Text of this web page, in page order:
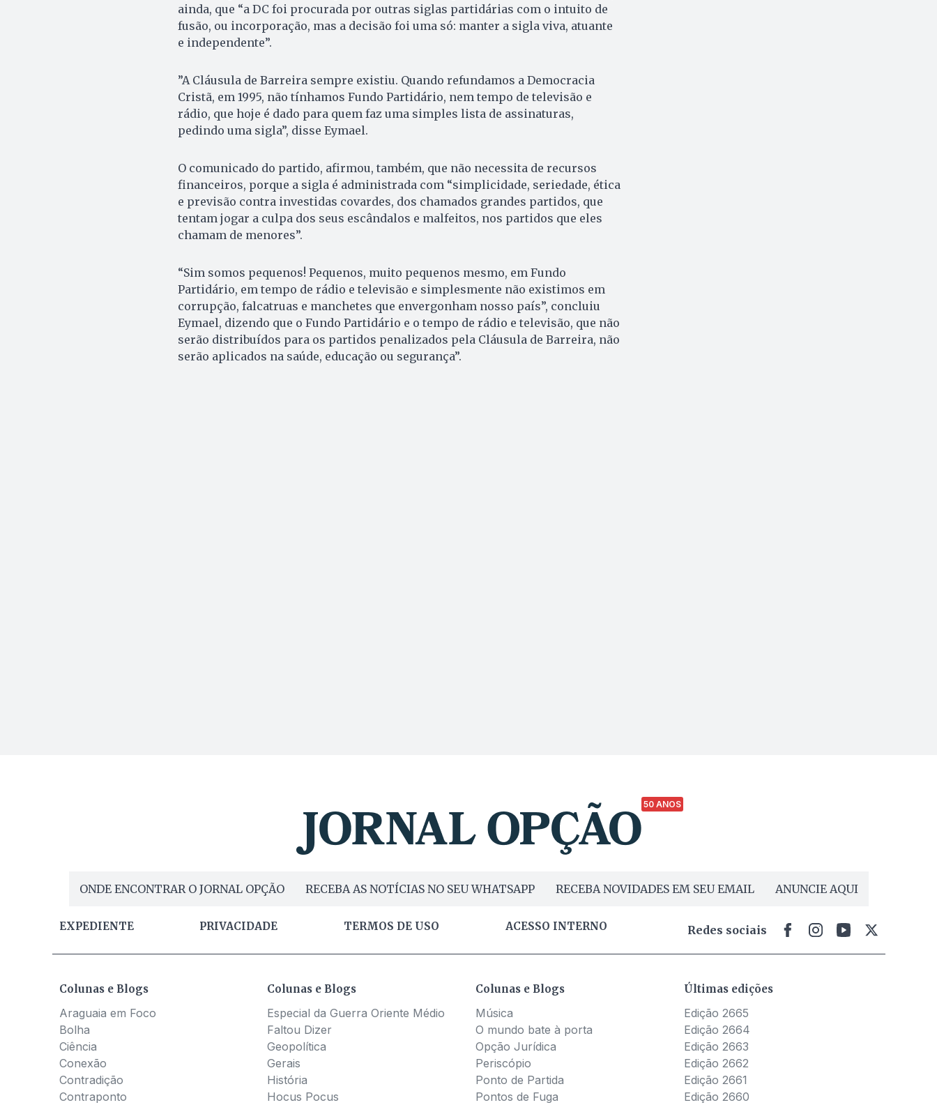
ainda, que “a DC foi procurada por outras siglas partidárias com o intuito de
fusão, ou incorporação, mas a decisão foi uma só: manter a sigla viva, atuante
e independente”.
”A Cláusula de Barreira sempre existiu. Quando refundamos a Democracia
Cristã, em 1995, não tínhamos Fundo Partidário, nem tempo de televisão e
rádio, que hoje é dado para quem faz uma simples lista de assinaturas,
pedindo uma sigla”, disse Eymael.
O comunicado do partido, afirmou, também, que não necessita de recursos
financeiros, porque a sigla é administrada com “simplicidade, seriedade, ética
e previsão contra investidas covardes, dos chamados grandes partidos, que
tentam jogar a culpa dos seus escândalos e malfeitos, nos partidos que eles
chamam de menores”.
“Sim somos pequenos! Pequenos, muito pequenos mesmo, em Fundo
Partidário, em tempo de rádio e televisão e simplesmente não existimos em
corrupção, falcatruas e manchetes que envergonham nosso país”, concluiu
Eymael, dizendo que o Fundo Partidário e o tempo de rádio e televisão, que não
serão distribuídos para os partidos penalizados pela Cláusula de Barreira, não
serão aplicados na saúde, educação ou segurança”.
50 ANOS
ONDE ENCONTRAR O JORNAL OPÇÃO RECEBA AS NOTÍCIAS NO SEU WHATSAPP RECEBA NOVIDADES EM SEU EMAIL ANUNCIE AQUI
EXPEDIENTE PRIVACIDADE TERMOS DE USO ACESSO INTERNO Redes sociais
Colunas e Blogs
Araguaia em Foco
Bolha
Ciência
Conexão
Contradição
Contraponto
Colunas e Blogs
Especial da Guerra Oriente Médio
Faltou Dizer
Geopolítica
Gerais
História
Hocus Pocus
Colunas e Blogs
Música
O mundo bate à porta
Opção Jurídica
Periscópio
Ponto de Partida
Pontos de Fuga
Últimas edições
Edição 2665
Edição 2664
Edição 2663
Edição 2662
Edição 2661
Edição 2660